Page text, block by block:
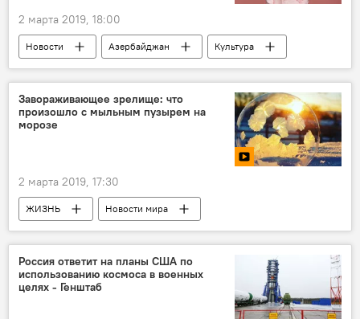
2 марта 2019, 18:00
Новости Азербайджан
Культура
ЖИЗНЬ
Ани Лорак
концерт
Завораживающее зрелище: что
произошло с мыльным пузырем на
морозе
2 марта 2019, 17:30
ЖИЗНЬ
Новости мира
МУЛЬТИМЕДИА
Новости Видео
Россия ответит на планы США по
использованию космоса в военных
целях - Генштаб